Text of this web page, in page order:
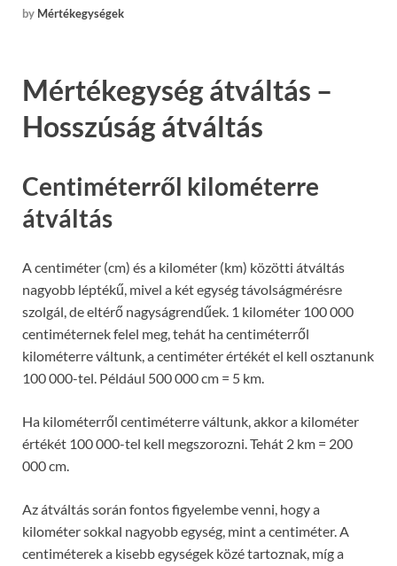
by Mértékegységek
Mértékegység átváltás –
Hosszúság átváltás
Centiméterről kilométerre
átváltás
A centiméter (cm) és a kilométer (km) közötti átváltás
nagyobb léptékű, mivel a két egység távolságmérésre
szolgál, de eltérő nagyságrendűek. 1 kilométer 100 000
centiméternek felel meg, tehát ha centiméterről
kilométerre váltunk, a centiméter értékét el kell osztanunk
100 000-tel. Például 500 000 cm = 5 km.
Ha kilométerről centiméterre váltunk, akkor a kilométer
értékét 100 000-tel kell megszorozni. Tehát 2 km = 200
000 cm.
Az átváltás során fontos figyelembe venni, hogy a
kilométer sokkal nagyobb egység, mint a centiméter. A
centiméterek a kisebb egységek közé tartoznak, míg a